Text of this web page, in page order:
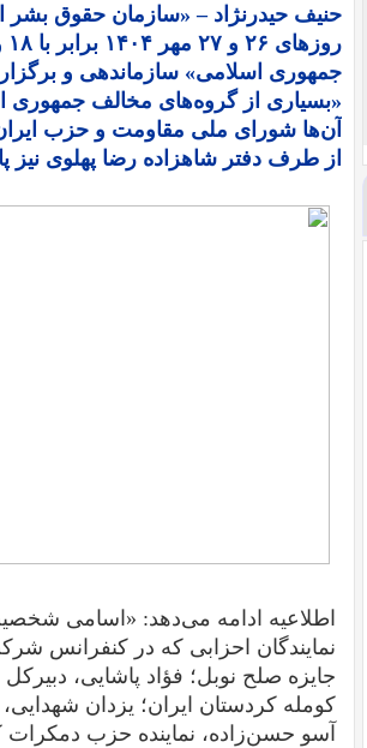
حنیف حیدرنژاد – «سازمان حقوق بشر
جمهوری اسلامی» سازماندهی و
«بسیاری از گروه‌های مخالف جمهوری
آن‌ها شورای ملی مقاومت و حزب
از طرف دفتر شاهزاده رضا پهلوی نیز
اطلاعیه ادامه می‌دهد: «اسامی
نمایندگان احزابی که در کنفرانس
جایزه صلح نوبل؛ فؤاد پاشایی،
کومله کردستان ایران؛ یزدان
آسو حسن‌زاده، نماینده حزب دمکرات